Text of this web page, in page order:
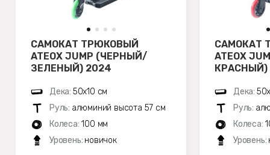
САМОКАТ ТРЮКОВЫЙ
ATEOX JUMP (ЧЕРНЫЙ/
ЗЕЛЕНЫЙ) 2024
Дека: 50х10 см
Руль: алюминий высота 57 см
Колеса: 100 мм
Уровень: новичок
САМОКАТ
ATEOX
КРАСНЫЙ)
Дека:
Руль:
Колеса:
Уровень: